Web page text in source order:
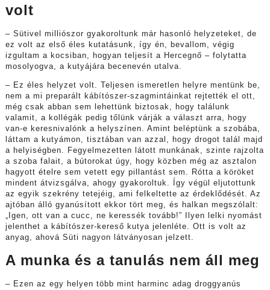
volt
– Sütivel milliószor gyakoroltunk már hasonló helyzeteket, de
ez volt az első éles kutatásunk, így én, bevallom, végig
izgultam a kocsiban, hogyan teljesít a Hercegnő – folytatta
mosolyogva, a kutyájára becenevén utalva.
– Ez éles helyzet volt. Teljesen ismeretlen helyre mentünk be,
nem a mi preparált kábítószer-szagmintáinkat rejtették el ott,
még csak abban sem lehettünk biztosak, hogy találunk
valamit, a kollégák pedig tőlünk várják a választ arra, hogy
van-e keresnivalónk a helyszínen. Amint beléptünk a szobába,
láttam a kutyámon, tisztában van azzal, hogy drogot talál majd
a helyiségben. Fegyelmezetten látott munkának, szinte rajzolta
a szoba falait, a bútorokat úgy, hogy közben még az asztalon
hagyott ételre sem vetett egy pillantást sem. Rótta a köröket
mindent átvizsgálva, ahogy gyakoroltuk. Így végül eljutottunk
az egyik szekrény tetejéig, ami felkeltette az érdeklődését. Az
ajtóban álló gyanúsított ekkor tört meg, és halkan megszólalt:
„Igen, ott van a cucc, ne keressék tovább!” Ilyen lelki nyomást
jelenthet a kábítószer-kereső kutya jelenléte. Ott is volt az
anyag, ahová Süti nagyon látványosan jelzett.
A munka és a tanulás nem áll meg
– Ezen az egy helyen több mint harminc adag droggyanús